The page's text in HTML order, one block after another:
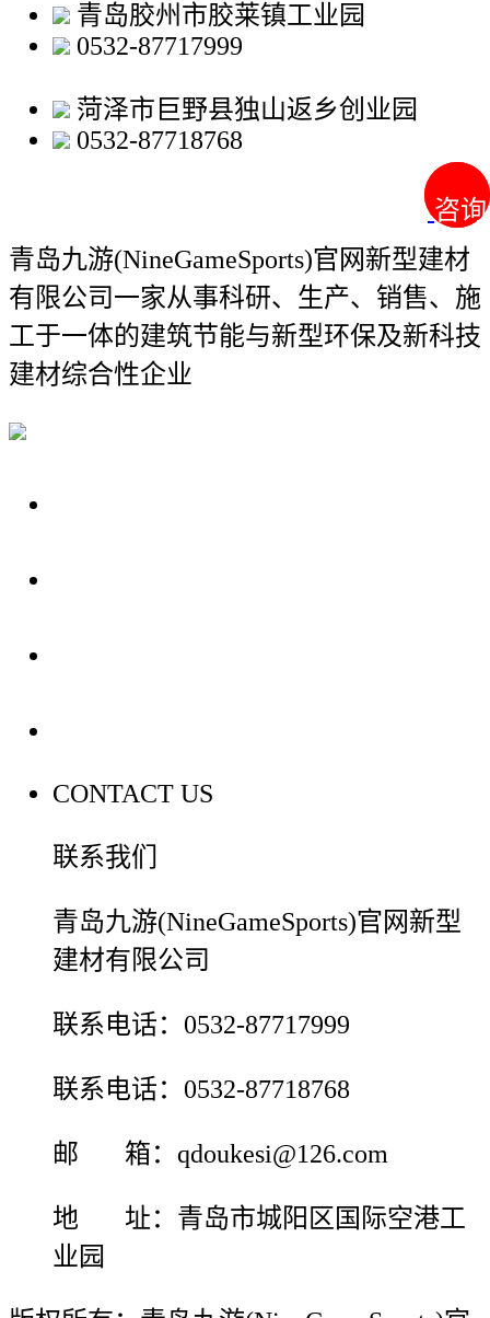
咨询
咨询
青岛胶州市胶莱镇工业园
0532-87717999
菏泽市巨野县独山返乡创业园
0532-87718768
青岛九游(NineGameSports)官网新型建材
有限公司一家从事科研、生产、销售、施
工于一体的建筑节能与新型环保及新科技
建材综合性企业
CONTACT US
联系我们
青岛九游(NineGameSports)官网新型
建材有限公司
联系电话：0532-87717999
联系电话：0532-87718768
邮 箱：qdoukesi@126.com
地 址：青岛市城阳区国际空港工
业园